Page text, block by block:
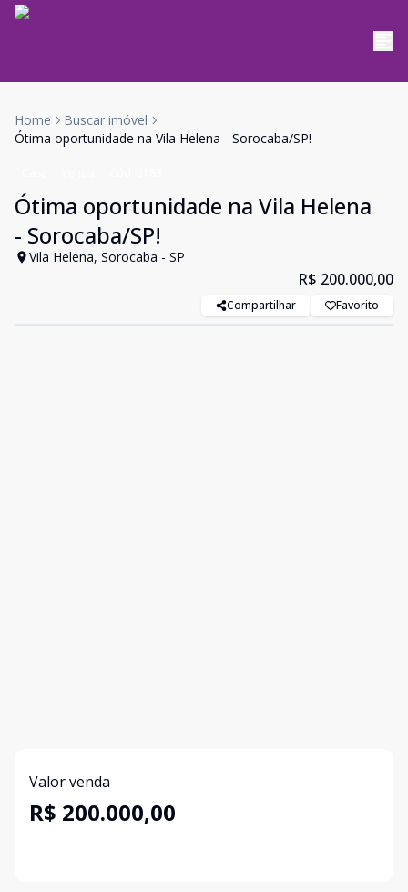
Home
Buscar imóvel
Ótima oportunidade na Vila Helena - Sorocaba/SP!
Ótima oportunidade na Vila Helena
- Sorocaba/SP!
Vila Helena, Sorocaba - SP
R$ 200.000,00
Compartilhar Favorito
Valor venda
R$ 200.000,00